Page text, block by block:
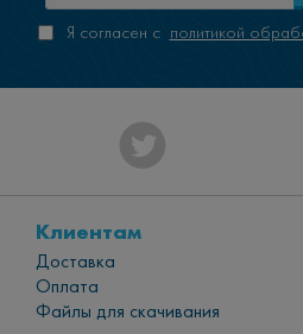
Я согласен с политикой
Клиентам
Доставка
Оплата
Файлы для скачивания